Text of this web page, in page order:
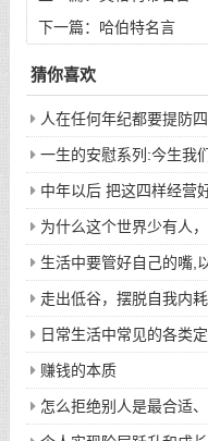
下一篇： 哈伯特名言
猜你喜欢
人在任何年纪都要提防
一生的安慰系列:今生我
次的回眸才换来今生的相
中年以后 把这四样经营
为什么这个世界少有人
生活中要管好自己的嘴,
走出低谷，摆脱自我内耗
日常生活中常见的各类
赚钱的本质
怎么拒绝别人是最合适